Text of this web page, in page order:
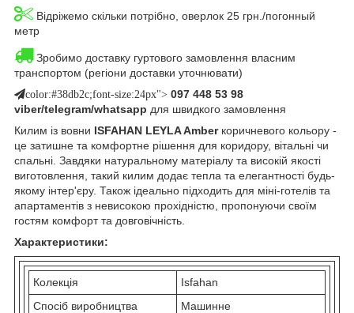
Відріжемо скільки потрібно, оверлок 25 грн./погонный
метр
Зробимо доставку гуртового замовлення власним
транспортом (регіони доставки уточнювати)
color:#38db2c;font-size:24px"> 097 448 53 98
viber/telegram/whatsapp для швидкого замовлення
Килим із вовни ISFAHAN LEYLA Amberкоричневого кольору -
це затишне та комфортне рішення для коридору, вітальні чи
спальні. Завдяки натуральному матеріалу та високій якості
виготовлення, такий килим додає тепла та елегантності будь-
якому інтер'єру. Також ідеально підходить для міні-готелів та
апартаментів з невисокою прохідністю, пропонуючи своїм
гостям комфорт та довговічність.
Характеристики:
Колекція
Isfahan
Спосіб виробництва
Машинне